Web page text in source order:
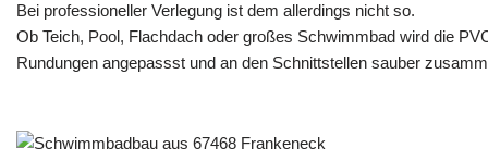
Bei professioneller Verlegung ist dem allerdings nicht so.
Ob Teich, Pool, Flachdach oder großes Schwimmbad wird die
Rundungen angepassst und an den Schnittstellen sauber